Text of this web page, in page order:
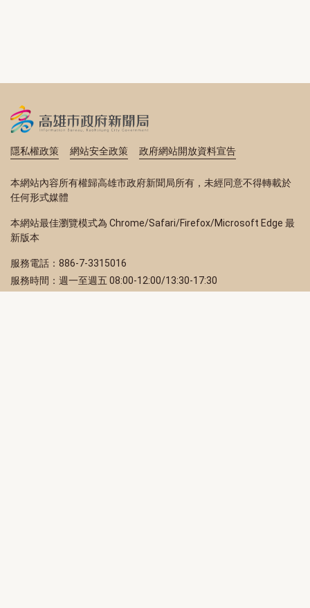
隱私權政策 網站安全政策 政府網站開放資料宣告
本網站內容所有權歸高雄市政府新聞局所有，未經同意不得轉載於
任何形式媒體
本網站最佳瀏覽模式為 Chrome/Safari/Firefox/Microsoft Edge 最
新版本
服務電話：886-7-3315016
服務時間：週一至週五 08:00-12:00/13:30-17:30